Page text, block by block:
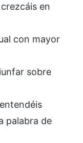
en
con mayor
sobre
palabra de